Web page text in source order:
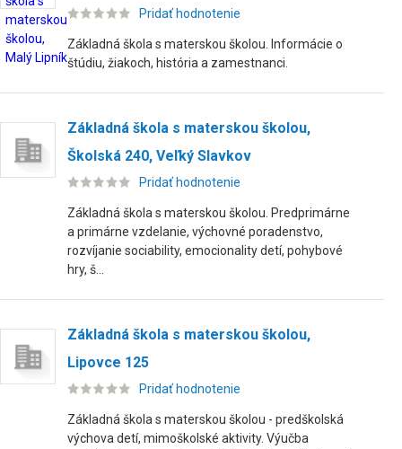
Pridať hodnotenie
Základná škola s materskou školou. Informácie o
štúdiu, žiakoch, história a zamestnanci.
Základná škola s materskou školou,
Školská 240, Veľký Slavkov
Pridať hodnotenie
Základná škola s materskou školou. Predprimárne
a primárne vzdelanie, výchovné poradenstvo,
rozvíjanie sociability, emocionality detí, pohybové
hry, š...
Základná škola s materskou školou,
Lipovce 125
Pridať hodnotenie
Základná škola s materskou školou - predškolská
výchova detí, mimoškolské aktivity. Výučba